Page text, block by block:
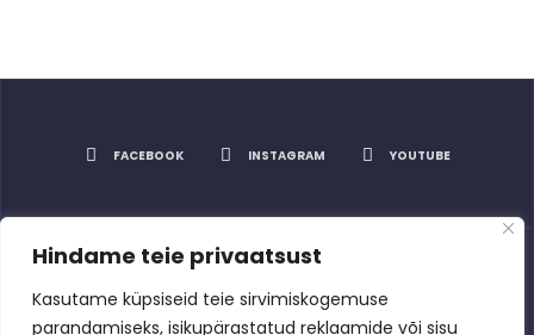
Hindame teie privaatsust
Kasutame küpsiseid teie sirvimiskogemuse
parandamiseks, isikupärastatud reklaamide või sisu
FACEBOOK INSTAGRAM YOUTUBE